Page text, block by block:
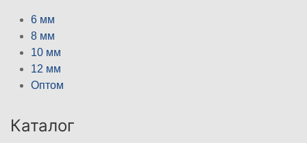
6 мм
8 мм
10 мм
12 мм
Оптом
Каталог